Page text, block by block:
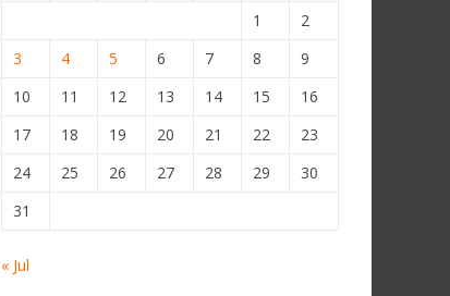
1
2
3
4 5 6 7 8
9
10
11 12 13 14 15
16
17
18 19 20 21 22
23
24
25 26 27 28 29
30
31
« Jul